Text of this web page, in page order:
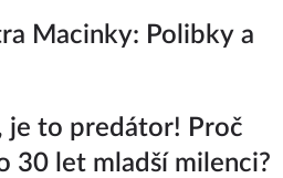
Macinky: Polibky a
je to predátor! Proč
30 let mladší milenci?